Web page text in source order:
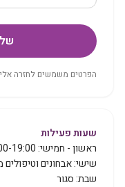
הפרטים משמשים לחזרה
שעות פעילות
ראשון - חמישי:
19:00
שישי:אבחונים
שבת:סגור